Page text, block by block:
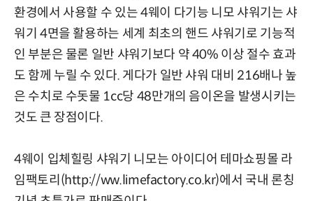
환경에서 사용할 수 있는 4웨이 다기능 니모 샤워기는 샤
워기 4면을 활용하는 세계 최초의 핸드 샤워기로 기능적
인 부분은 물론 일반 샤워기보다 약 40% 이상 절수 효과
도 함께 누릴 수 있다. 게다가 일반 샤워 대비 216배나 높
은 수치로 수돗물 1cc당 48만개의 음이온을 발생시키는
것도 큰 장점이다.
4웨이 입체힐링 샤워기 니모는 아이디어 테마쇼핑몰 라
임팩토리(http://ww.limefactory.co.kr)에서 국내 론칭